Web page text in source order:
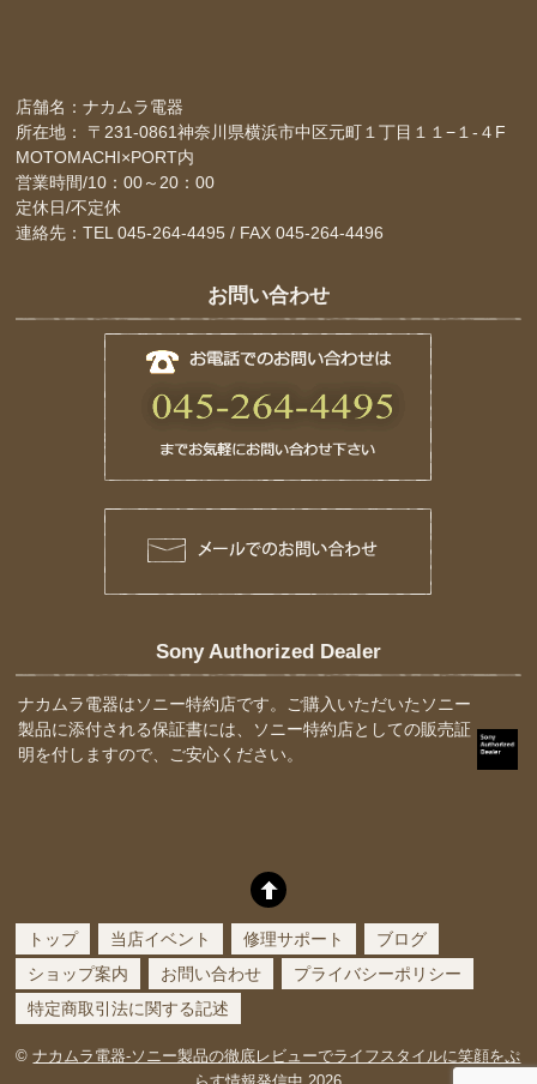
店舗名：ナカムラ電器
所在地： 〒231-0861神奈川県横浜市中区元町１丁目１１−１-４F
MOTOMACHI×PORT内
営業時間/10：00～20：00
定休日/不定休
連絡先：TEL 045-264-4495 / FAX 045-264-4496
お問い合わせ
Sony Authorized Dealer
ナカムラ電器はソニー特約店です。ご購入いただいたソニー
製品に添付される保証書には、ソニー特約店としての販売証
明を付しますので、ご安心ください。
トップ 当店イベント 修理サポート
ブログ
ショップ案内
お問い合わせ
プライバシーポリシー
特定商取引法に関する記述
©ナカムラ電器-ソニー製品の徹底レビューでライフスタイルに笑顔をぷ